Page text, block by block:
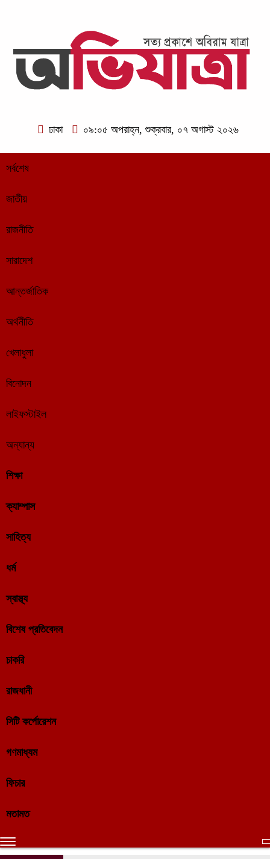
ঢাকা ০৯:০৫ অপরাহ্ন, শুক্রবার, ০৭ অগাস্ট ২০২৬
সর্বশেষ
জাতীয়
রাজনীতি
সারাদেশ
আন্তর্জাতিক
অর্থনীতি
খেলাধুলা
বিনোদন
লাইফস্টাইল
অন্যান্য
শিক্ষা
ক্যাম্পাস
সাহিত্য
ধর্ম
স্বাস্থ্য
বিশেষ প্রতিবেদন
চাকরি
রাজধানী
সিটি কর্পোরেশন
গণমাধ্যম
ফিচার
মতামত